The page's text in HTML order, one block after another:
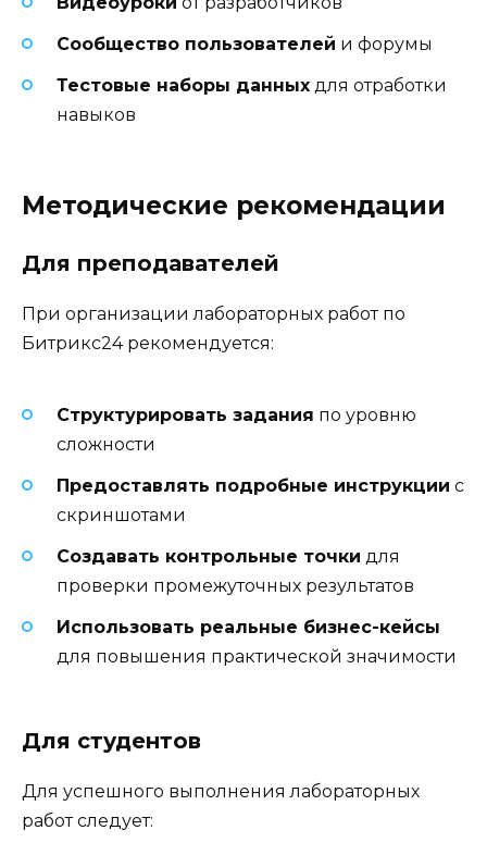
Сообщество пользователей и форумы
Тестовые наборы данных для отработки
навыков
Методические рекомендации
Для преподавателей
При организации лабораторных работ по
Битрикс24 рекомендуется:
Структурировать задания по уровню
сложности
Предоставлять подробные инструкции с
скриншотами
Создавать контрольные точки для
проверки промежуточных результатов
Использовать реальные бизнес-кейсы
для повышения практической значимости
Для студентов
Для успешного выполнения лабораторных
работ следует: